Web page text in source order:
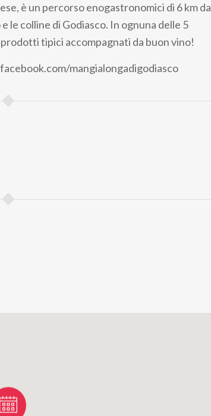
è un percorso enogastronomici di 6 km da
le colline di Godiasco. In ognuna delle 5
tipici accompagnati da buon vino!
mangialongadigodiasco